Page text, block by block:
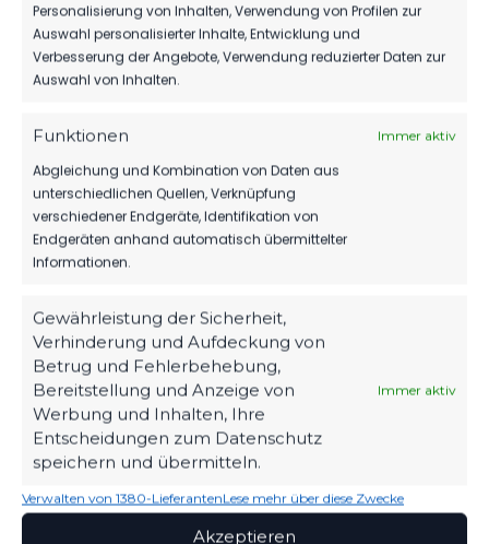
Personalisierung von Inhalten, Verwendung von Profilen zur
Auswahl personalisierter Inhalte, Entwicklung und
Verbesserung der Angebote, Verwendung reduzierter Daten zur
Auswahl von Inhalten.
Funktionen Immer aktiv
Abgleichung und Kombination von Daten aus
unterschiedlichen Quellen, Verknüpfung
verschiedener Endgeräte, Identifikation von
Endgeräten anhand automatisch übermittelter
Informationen.
Gewährleistung der Sicherheit,
Verhinderung und Aufdeckung von
Betrug und Fehlerbehebung,
Bereitstellung und Anzeige von
Werbung und Inhalten, Ihre
Entscheidungen zum Datenschutz
speichern und übermitteln.
Immer aktiv
Verwalten von 1380-LieferantenLese mehr über diese Zwecke
Akzeptieren
6 ANDREAS
POLLASCH
MITTELFELD
VIEW ALL PLAYERS
FSV 63 Luckenwalde auf FuPa
KALENDER
AUGUST 2026
M D M D F